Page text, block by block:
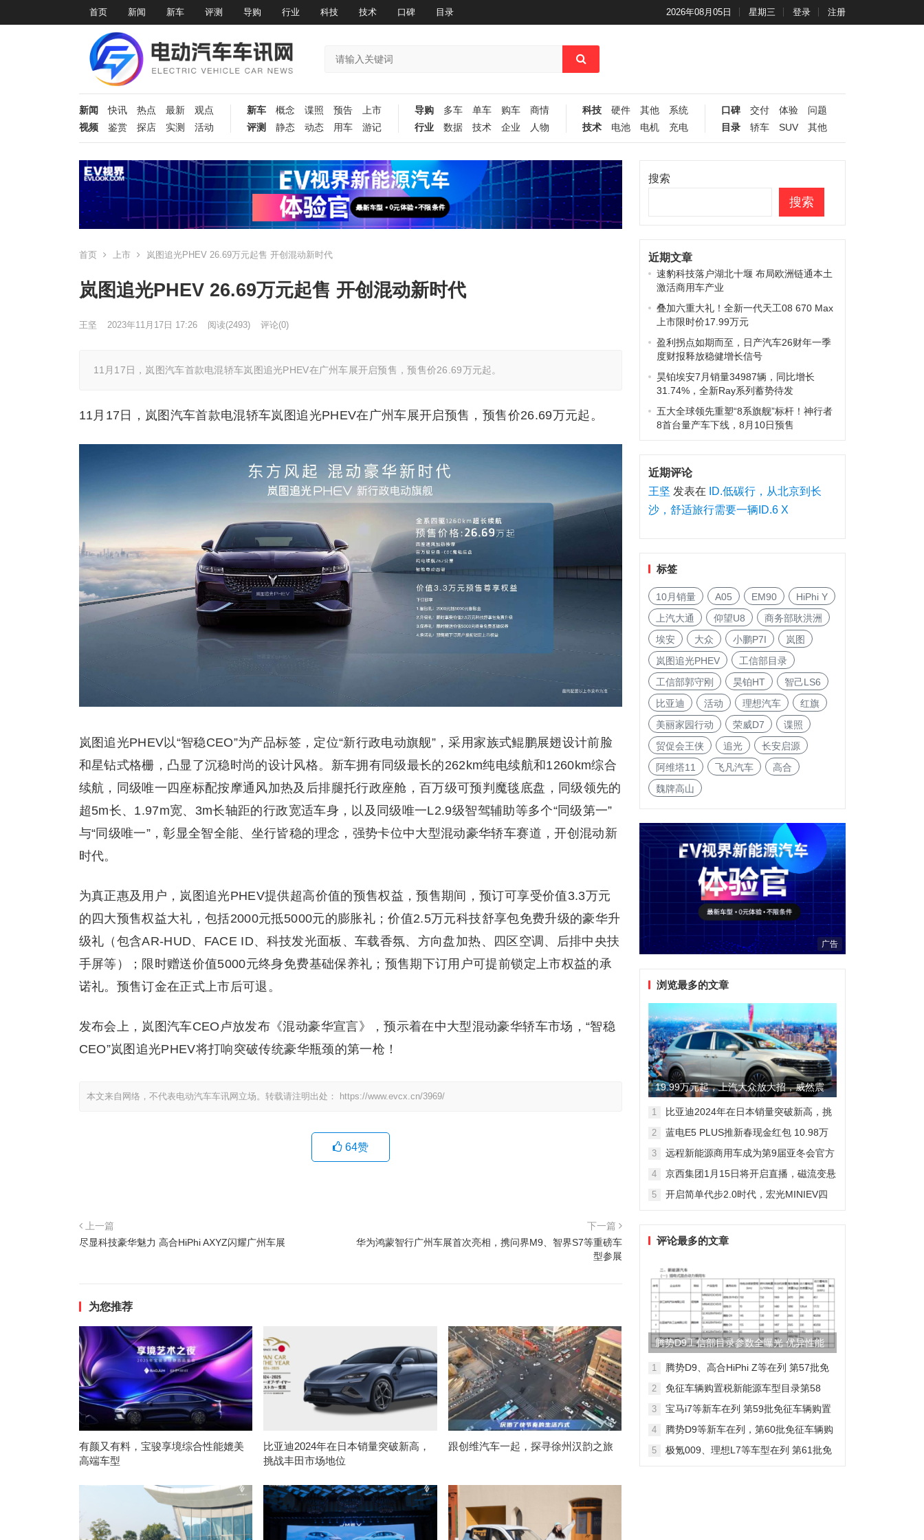
首页 新闻 新车 评测 导购 行业 科技 技术 口碑 目录 2026年08月05日 星期三 登录 注册
新闻 快讯 热点 最新
观点
视频
鉴赏 探店 实测 活动
新车 概念 谍照 预告
上市
评测
静态 动态 用车 游记
导购 多车 单车 购车
商情
行业
数据 技术 企业 人物
科技 硬件 其他
系统
技术
电池 电机 充电
口碑 交付 体验
问题
目录
轿车 SUV 其他
首页 上市 岚图追光PHEV 26.69万元起售 开创混动新时代
岚图追光PHEV 26.69万元起售 开创混动新时代
王坚 2023年11月17日 17:26 阅读(2493) 评论(0)
11月17日，岚图汽车首款电混轿车岚图追光PHEV在广州车展开启预售，预售价26.69万元起。
11月17日，岚图汽车首款电混轿车岚图追光PHEV在广州车展开启预售，预售价26.69万元起。
岚图追光PHEV以“智稳CEO”为产品标签，定位“新行政电动旗舰”，采用家族式鲲鹏展翅设计前脸
和星钻式格栅，凸显了沉稳时尚的设计风格。新车拥有同级最长的262km纯电续航和1260km综合
续航，同级唯一四座标配按摩通风加热及后排腿托行政座舱，百万级可预判魔毯底盘，同级领先的
超5m长、1.97m宽、3m长轴距的行政宽适车身，以及同级唯一L2.9级智驾辅助等多个“同级第一”
与“同级唯一”，彰显全智全能、坐行皆稳的理念，强势卡位中大型混动豪华轿车赛道，开创混动新
时代。
为真正惠及用户，岚图追光PHEV提供超高价值的预售权益，预售期间，预订可享受价值3.3万元
的四大预售权益大礼，包括2000元抵5000元的膨胀礼；价值2.5万元科技舒享包免费升级的豪华升
级礼（包含AR-HUD、FACE ID、科技发光面板、车载香氛、方向盘加热、四区空调、后排中央扶
手屏等）；限时赠送价值5000元终身免费基础保养礼；预售期下订用户可提前锁定上市权益的承
诺礼。预售订金在正式上市后可退。
发布会上，岚图汽车CEO卢放发布《混动豪华宣言》，预示着在中大型混动豪华轿车市场，“智稳
CEO”岚图追光PHEV将打响突破传统豪华瓶颈的第一枪！
本文来自网络，不代表电动汽车车讯网立场。转载请注明出处： https://www.evcx.cn/3969/
64赞
上一篇
尽显科技豪华魅力 高合HiPhi AXYZ闪耀广州车展
下一篇
华为鸿蒙智行广州车展首次亮相，携问界M9、智界S7等重磅车
型参展
为您推荐
有颜又有料，宝骏享境综合性能媲美
高端车型
比亚迪2024年在日本销量突破新高，
挑战丰田市场地位
跟创维汽车一起，探寻徐州汉韵之旅
搜索
搜索
近期文章
速豹科技落户湖北十堰 布局欧洲链通本土
激活商用车产业
叠加六重大礼！全新一代天工08 670 Max
上市限时价17.99万元
盈利拐点如期而至，日产汽车26财年一季
度财报释放稳健增长信号
昊铂埃安7月销量34987辆，同比增长
31.74%，全新Ray系列蓄势待发
五大全球领先重塑“8系旗舰”标杆！神行者
8首台量产车下线，8月10日预售
近期评论
王坚 发表在
ID.低碳行，从北京到长
沙，舒适旅行需要一辆ID.6 X
标签
10月销量 A05 EM90
HiPhi Y
上汽大通
仰望U8
商务部耿洪洲
埃安
大众 小鹏P7I
岚图
岚图追光PHEV
工信部目录
工信部郭守刚
昊铂HT
智己LS6
比亚迪
活动 理想汽车
红旗
美丽家园行动
荣威D7
谍照
贸促会王侠
追光
长安启源
阿维塔11
飞凡汽车
高合
魏牌高山
广告
浏览最多的文章
19.99万元起，上汽大众放大招，威然震
撼全场
1
比亚迪2024年在日本销量突破新高，挑
2
蓝电E5 PLUS推新春现金红包 10.98万
3
远程新能源商用车成为第9届亚冬会官方
线
4
京西集团1月15日将开启直播，磁流变悬
5
开启简单代步2.0时代，宏光MINIEV四
评论最多的文章
腾势D9工信部目录参数全曝光 优异性能
得以印证
1
腾势D9、高合HiPhi Z等在列 第57批免
2
免征车辆购置税新能源车型目录第58
3
宝马i7等新车在列 第59批免征车辆购置
4
腾势D9等新车在列，第60批免征车辆购
5
极氪009、理想L7等车型在列 第61批免